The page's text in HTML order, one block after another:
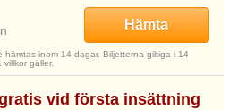
Hämta
hämtas inom 14 dagar. Biljetterna giltiga i 14
gäller.
vid första insättning